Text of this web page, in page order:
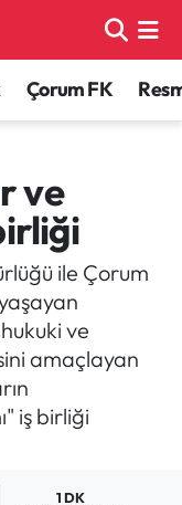
Çorum FK
ve
ile Çorum
ve
amaçlayan
iş birliği
1 DK